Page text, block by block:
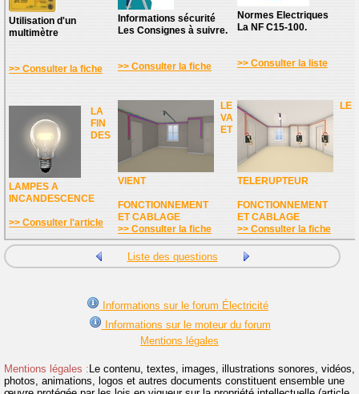
Utilisation d'un
multimètre
>> Consulter la fiche
Informations sécurité
Les Consignes à suivre.
>> Consulter la fiche
Normes Electriques
La NF C15-100.
>> Consulter la liste
LA
FIN
DES
LAMPES A
INCANDESCENCE
>> Consulter l'article
LE
VA
ET
VIENT
FONCTIONNEMENT
ET CABLAGE
>> Consulter la fiche
LE
TELERUPTEUR
FONCTIONNEMENT
ET CABLAGE
>> Consulter la fiche
Liste des questions
Informations sur le forum Électricité
Informations sur le moteur du forum
Mentions légales
Mentions légales :Le contenu, textes, images, illustrations sonores, vidéos,
photos, animations, logos et autres documents constituent ensemble une